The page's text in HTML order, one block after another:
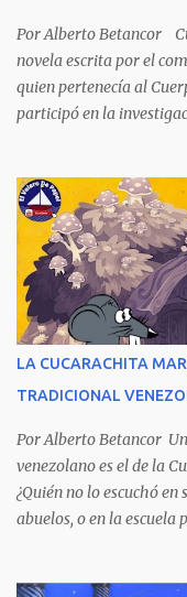
Karpov. El gélido Tolia.
Por Alberto Betancor
novela escrita por el
quien pertenecía al
participó en la
Aunque la narración no
novela publicada en
venezolano al vender
extraordinario
personajes, cuatro
venezolana y cuyos
tener la policía pruebas
porque refleja los males
venezolana, tráfico...
LA CUCARACHITA
TRADICIONAL
Por Alberto Betancor
venezolano es el de la
¿Quién no lo escuchó
abuelos, o en la escuela